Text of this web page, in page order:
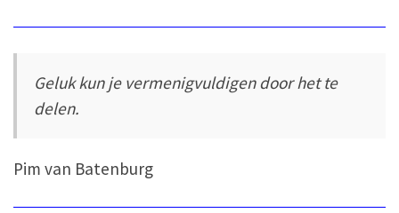
Geluk kun je vermenigvuldigen door het te
delen.
Pim van Batenburg